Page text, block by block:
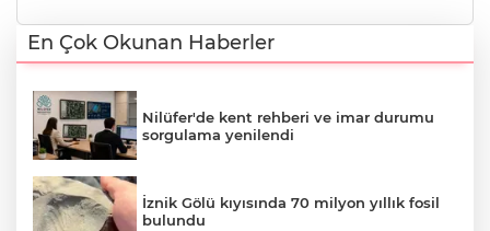
En Çok Okunan Haberler
Nilüfer'de kent rehberi ve imar durumu
sorgulama yenilendi
İznik Gölü kıyısında 70 milyon yıllık fosil
bulundu